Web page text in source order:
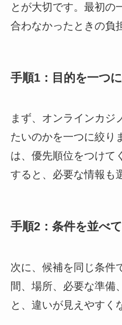
とが大切です。最初の
合わなかったときの負
手順1：目的を一つ
まず、オンラインカジ
たいのかを一つに絞り
は、優先順位をつけて
すると、必要な情報も
手順2：条件を並べ
次に、候補を同じ条件
間、場所、必要な準備
と、違いが見えやすく